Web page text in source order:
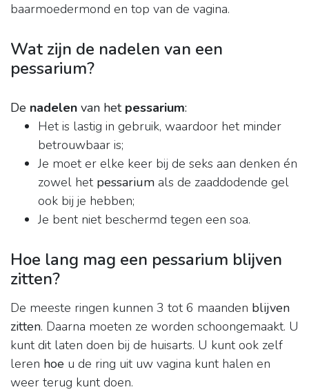
baarmoedermond en top van de vagina.
Wat zijn de nadelen van een
pessarium?
De nadelen van het pessarium:
Het is lastig in gebruik, waardoor het minder
betrouwbaar is;
Je moet er elke keer bij de seks aan denken én
zowel het pessarium als de zaaddodende gel
ook bij je hebben;
Je bent niet beschermd tegen een soa.
Hoe lang mag een pessarium blijven
zitten?
De meeste ringen kunnen 3 tot 6 maanden blijven
zitten. Daarna moeten ze worden schoongemaakt. U
kunt dit laten doen bij de huisarts. U kunt ook zelf
leren hoe u de ring uit uw vagina kunt halen en
weer terug kunt doen.